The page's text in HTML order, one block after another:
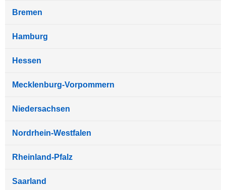
Bremen
Hamburg
Hessen
Mecklenburg-Vorpommern
Niedersachsen
Nordrhein-Westfalen
Rheinland-Pfalz
Saarland